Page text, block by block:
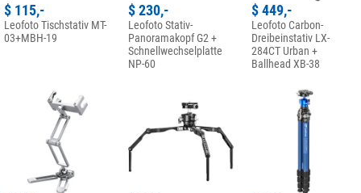
$ 115,-
Leofoto Tischstativ MT-
03+MBH-19
$ 230,-
Leofoto Stativ-
Panoramakopf G2 +
Schnellwechselplatte
NP-60
$ 449,-
Leofoto Carbon-
Dreibeinstativ LX-
284CT Urban +
Ballhead XB-38